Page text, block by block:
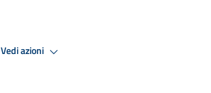
Vedi azioni